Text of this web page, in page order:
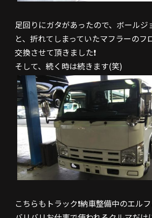
足回りにガタがあったので、ボールジ
と、折れてしまっていたマフラーのフ
交換させて頂きました❗
そして、続く時は続きます(笑)
こちらもトラック❗納車整備中のエルフ